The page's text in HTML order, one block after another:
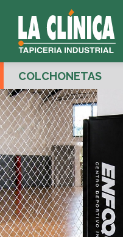
COLCHONETAS